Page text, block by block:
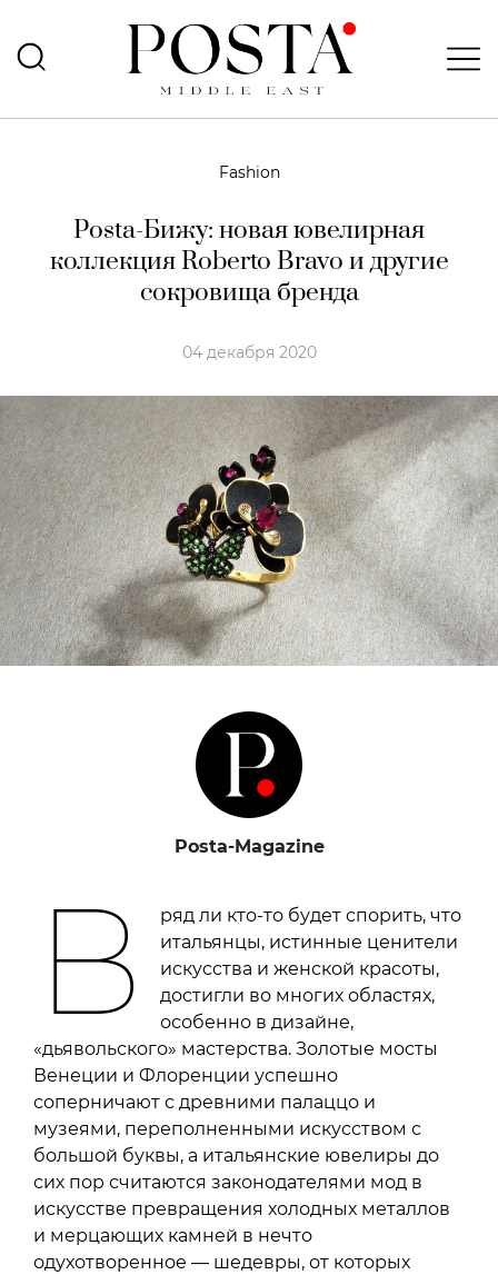
Fashion
Posta-Бижу: новая ювелирная
коллекция Roberto Bravo и другие
сокровища бренда
04 декабря 2020
Posta-Magazine
В
ряд ли кто-то будет спорить, что
итальянцы, истинные ценители
искусства и женской красоты,
достигли во многих областях,
особенно в дизайне,
«дьявольского» мастерства. Золотые мосты
Венеции и Флоренции успешно
соперничают с древними палаццо и
музеями, переполненными искусством с
большой буквы, а итальянские ювелиры до
сих пор считаются законодателями мод в
искусстве превращения холодных металлов
и мерцающих камней в нечто
одухотворенное — шедевры, от которых